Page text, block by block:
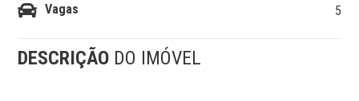
Vagas 5
DESCRIÇÃO DO IMÓVEL